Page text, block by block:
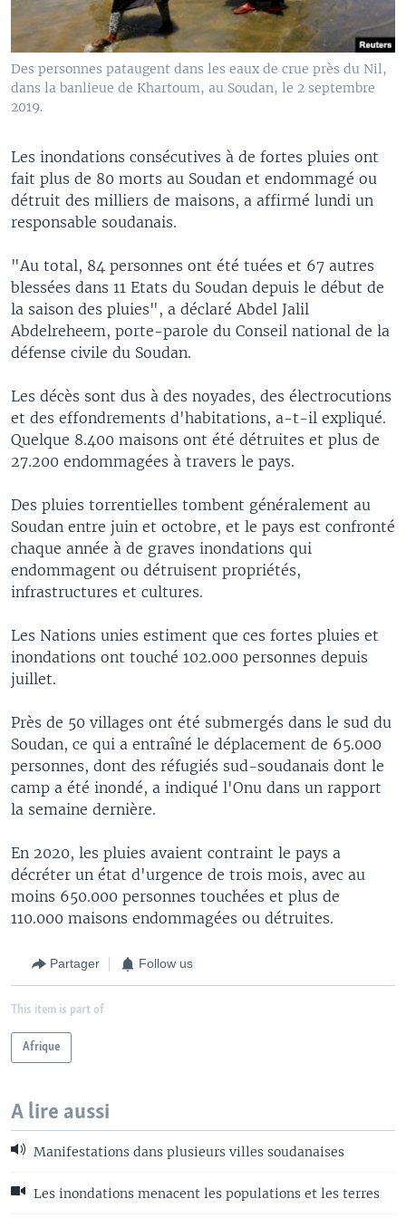
Des personnes pataugent dans les eaux de crue près du Nil,
dans la banlieue de Khartoum, au Soudan, le 2 septembre
2019.
Les inondations consécutives à de fortes pluies ont
fait plus de 80 morts au Soudan et endommagé ou
détruit des milliers de maisons, a affirmé lundi un
responsable soudanais.
"Au total, 84 personnes ont été tuées et 67 autres
blessées dans 11 Etats du Soudan depuis le début de
la saison des pluies", a déclaré Abdel Jalil
Abdelreheem, porte-parole du Conseil national de la
défense civile du Soudan.
Les décès sont dus à des noyades, des électrocutions
et des effondrements d'habitations, a-t-il expliqué.
Quelque 8.400 maisons ont été détruites et plus de
27.200 endommagées à travers le pays.
Des pluies torrentielles tombent généralement au
Soudan entre juin et octobre, et le pays est confronté
chaque année à de graves inondations qui
endommagent ou détruisent propriétés,
infrastructures et cultures.
Les Nations unies estiment que ces fortes pluies et
inondations ont touché 102.000 personnes depuis
juillet.
Près de 50 villages ont été submergés dans le sud du
Soudan, ce qui a entraîné le déplacement de 65.000
personnes, dont des réfugiés sud-soudanais dont le
camp a été inondé, a indiqué l'Onu dans un rapport
la semaine dernière.
En 2020, les pluies avaient contraint le pays a
décréter un état d'urgence de trois mois, avec au
moins 650.000 personnes touchées et plus de
110.000 maisons endommagées ou détruites.
Partager Follow us
This item is part of
Afrique
A lire aussi
Manifestations dans plusieurs villes soudanaises
Les inondations menacent les populations et les terres